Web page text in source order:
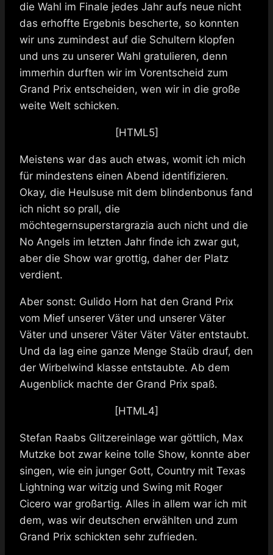
die Wahl im Finale jedes Jahr aufs neue nicht
das erhoffte Ergebnis bescherte, so konnten
wir uns zumindest auf die Schultern klopfen
und uns zu unserer Wahl gratulieren, denn
immerhin durften wir im Vorentscheid zum
Grand Prix entscheiden, wen wir in die große
weite Welt schicken.
[HTML5]
Meistens war das auch etwas, womit ich mich
für mindestens einen Abend identifizieren.
Okay, die Heulsuse mit dem blindenbonus fand
ich nicht so prall, die
möchtegernsuperstargrazia auch nicht und die
No Angels im letzten Jahr finde ich zwar gut,
aber die Show war grottig, daher der Platz
verdient.
Aber sonst: Gulido Horn hat den Grand Prix
vom Mief unserer Väter und unserer Väter
Väter und unserer Väter Väter Väter entstaubt.
Und da lag eine ganze Menge Staüb drauf, den
der Wirbelwind klasse entstaubte. Ab dem
Augenblick machte der Grand Prix spaß.
[HTML4]
Stefan Raabs Glitzereinlage war göttlich, Max
Mutzke bot zwar keine tolle Show, konnte aber
singen, wie ein junger Gott, Country mit Texas
Lightning war witzig und Swing mit Roger
Cicero war großartig. Alles in allem war ich mit
dem, was wir deutschen erwählten und zum
Grand Prix schickten sehr zufrieden.